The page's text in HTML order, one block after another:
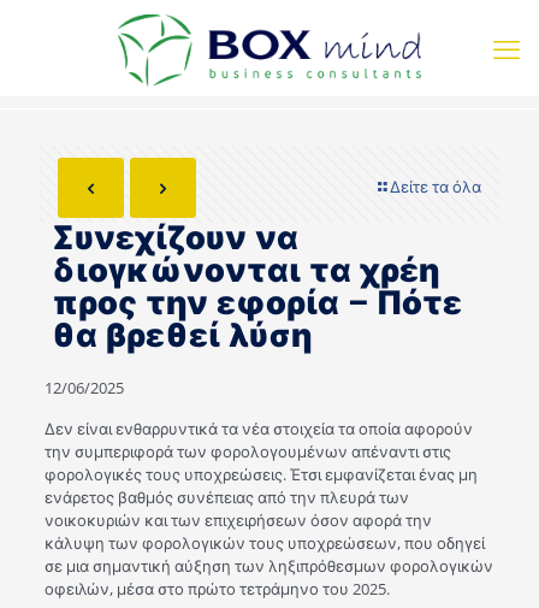
Δείτε τα όλα
Συνεχίζουν να
διογκώνονται τα χρέη
προς την εφορία – Πότε
θα βρεθεί λύση
12/06/2025
Δεν είναι ενθαρρυντικά τα νέα στοιχεία τα οποία αφορούν
την συμπεριφορά των φορολογουμένων απέναντι στις
φορολογικές τους υποχρεώσεις. Έτσι εμφανίζεται ένας μη
ενάρετος βαθμός συνέπειας από την πλευρά των
νοικοκυριών και των επιχειρήσεων όσον αφορά την
κάλυψη των φορολογικών τους υποχρεώσεων, που οδηγεί
σε μια σημαντική αύξηση των ληξιπρόθεσμων φορολογικών
οφειλών, μέσα στο πρώτο τετράμηνο του 2025.